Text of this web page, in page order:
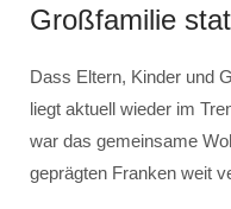
Großfamilie
Dass Eltern, Kinder und
liegt aktuell wieder im
war das gemeinsame
geprägten Franken weit